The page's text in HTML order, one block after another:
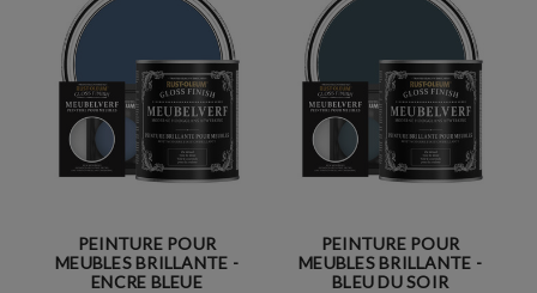
PEINTURE POUR
MEUBLES BRILLANTE -
ENCRE BLEUE
PEINTURE POUR
MEUBLES BRILLANTE -
BLEU DU SOIR